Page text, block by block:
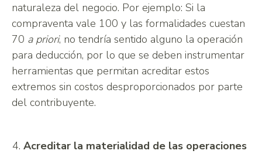
naturaleza del negocio. Por ejemplo: Si la
compraventa vale 100 y las formalidades cuestan
70 a priori, no tendría sentido alguno la operación
para deducción, por lo que se deben instrumentar
herramientas que permitan acreditar estos
extremos sin costos desproporcionados por parte
del contribuyente.
Acreditar la materialidad de las operaciones